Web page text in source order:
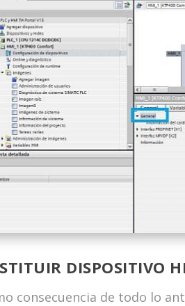
DISPOSITIVO
consecuencia de todo lo